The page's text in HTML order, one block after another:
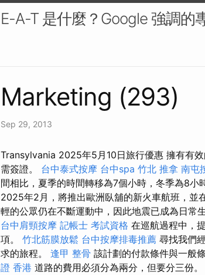
E-A-T 是什麼？Google 強調的
Marketing (293)
Sep 29, 2013
Transylvania 2025年5月10日旅行優惠 擁有有
需簽證。 台中泰式按摩 台中spa 竹北 推拿 南屯
間相比，夏季的時間轉移為7個小時，冬季為8小
2025年2月，將推出歐洲臥舖的新火車航班，並
輕的公眾仍在不斷運動中，因此地震已成為日常
台中肩頸按摩 記帳士 考試資格 在巡航過程中，
項。 竹北筋膜放鬆 台中按摩排毒推薦 尋找我們
求的旅程。 逢甲 整骨 該計劃的付款條件與一般
證 香港 道路的費用必須分為兩分，但要分三份